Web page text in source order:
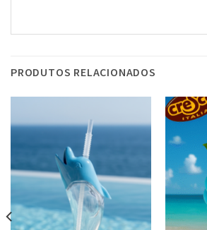
PRODUTOS RELACIONADOS